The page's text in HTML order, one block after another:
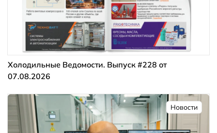
Холодильные Ведомости. Выпуск #228 от
07.08.2026
Новости